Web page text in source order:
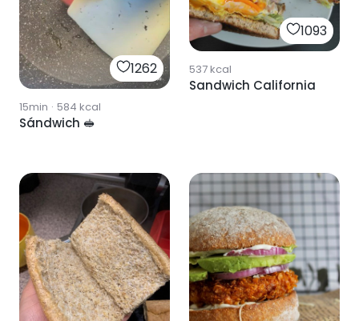
1262
15min · 584 kcal
Sándwich 🥪
1093
537kcal
Sandwich California